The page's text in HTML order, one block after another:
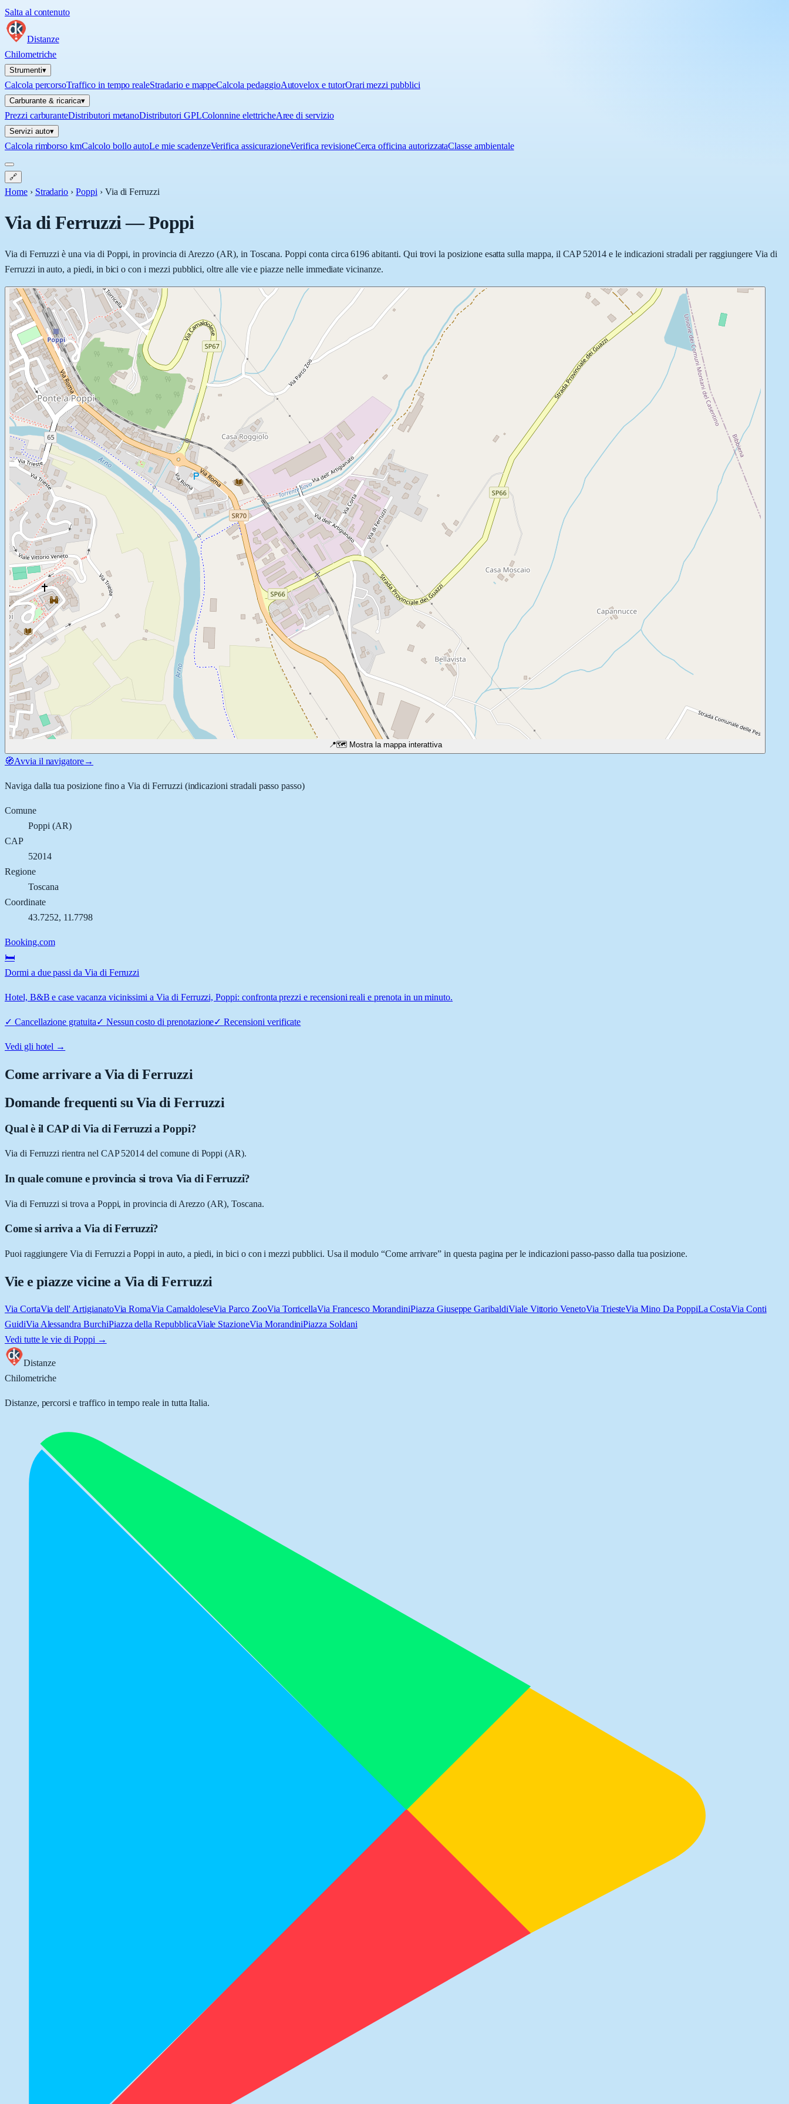
Salta al contenuto
Distanze
Chilometriche
Strumenti▾
Calcola percorsoTraffico in tempo realeStradario e mappeCalcola pedaggioAutovelox e tutorOrari mezzi pubblici
Carburante & ricarica▾
Prezzi carburanteDistributori metanoDistributori GPLColonnine elettricheAree di servizio
Servizi auto▾
Calcola rimborso kmCalcolo bollo autoLe mie scadenzeVerifica assicurazioneVerifica revisioneCerca officina autorizzataClasse ambientale
🔗
Home › Stradario › Poppi › Via di Ferruzzi
Via di Ferruzzi—Poppi
Via di Ferruzzi è una via di Poppi, in provincia di Arezzo (AR), in Toscana. Poppi conta circa 6196 abitanti. Qui trovi la posizione esatta sulla mappa, il CAP 52014 e le indicazioni stradali per raggiungere Via di
Ferruzzi in auto, a piedi, in bici o con i mezzi pubblici, oltre alle vie e piazze nelle immediate vicinanze.
📍🗺️ Mostra la mappa interattiva
🧭Avvia il navigatore→
Naviga dalla tua posizione fino aVia di Ferruzzi (indicazioni stradali passo passo)
Comune
Poppi (AR)
CAP
52014
Regione
Toscana
Coordinate
43.7252, 11.7798
Booking.com
🛏️
Dormi a due passi da Via di Ferruzzi
Hotel, B&B e case vacanza vicinissimi a Via di Ferruzzi, Poppi: confronta prezzi e recensioni reali e prenota in un minuto.
✓ Cancellazione gratuita✓ Nessun costo di prenotazione✓Recensioni verificate
Vedi gli hotel →
Come arrivare aVia di Ferruzzi
Domande frequenti su Via di Ferruzzi
Qual è il CAP di Via di Ferruzzi a Poppi?
Via di Ferruzzi rientra nel CAP 52014 del comune di Poppi (AR).
In quale comune e provincia si trova Via di Ferruzzi?
Via di Ferruzzi si trova a Poppi, in provincia di Arezzo (AR), Toscana.
Come si arriva a Via di Ferruzzi?
Puoi raggiungere Via di Ferruzzi a Poppi in auto, a piedi, in bici o con i mezzi pubblici. Usa il modulo “Come arrivare” in questa pagina per le indicazioni passo-passo dalla tua posizione.
Vie e piazze vicine a Via di Ferruzzi
Via CortaVia dell' ArtigianatoVia RomaVia CamaldoleseVia Parco ZooVia TorricellaVia Francesco MorandiniPiazza Giuseppe GaribaldiViale Vittorio VenetoVia TriesteVia Mino Da PoppiLa CostaVia Conti
GuidiVia Alessandra BurchiPiazza della RepubblicaViale StazioneVia MorandiniPiazza Soldani
Vedi tutte le vie di Poppi →
Distanze
Chilometriche
Distanze, percorsi e traffico in tempo reale in tutta Italia.